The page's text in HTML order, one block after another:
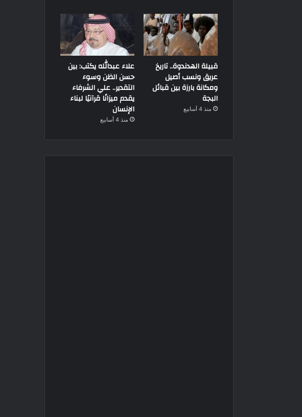
قبيلة الهدندوة.. تاريخ
عريق ونسب أصيل
ومكانة بارزة بين قبائل
البجة
منذ 4 أسابيع
علاء عبدالله يكتب: بين
حسن الظن وسوء
التقدير.. علي الشرفاء
يقدم ميزانًا قرآنيًا لبناء
الإنسان
منذ 4 أسابيع